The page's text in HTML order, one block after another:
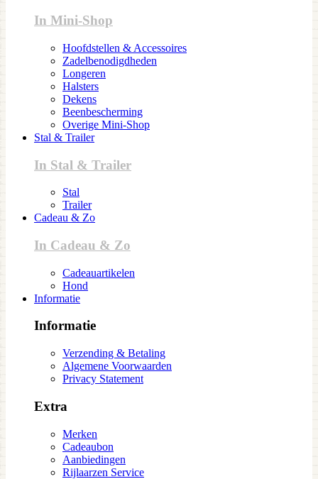
In Mini-Shop
Hoofdstellen & Accessoires
Zadelbenodigdheden
Longeren
Halsters
Dekens
Beenbescherming
Overige Mini-Shop
Stal & Trailer
In Stal & Trailer
Stal
Trailer
Cadeau & Zo
In Cadeau & Zo
Cadeauartikelen
Hond
Informatie
Informatie
Verzending & Betaling
Algemene Voorwaarden
Privacy Statement
Extra
Merken
Cadeaubon
Aanbiedingen
Rijlaarzen Service